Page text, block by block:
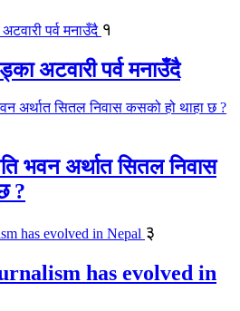
१
अटवारी पर्व मनाउँदै
भवन अर्थात सितल निवास
?
३
has evolved in